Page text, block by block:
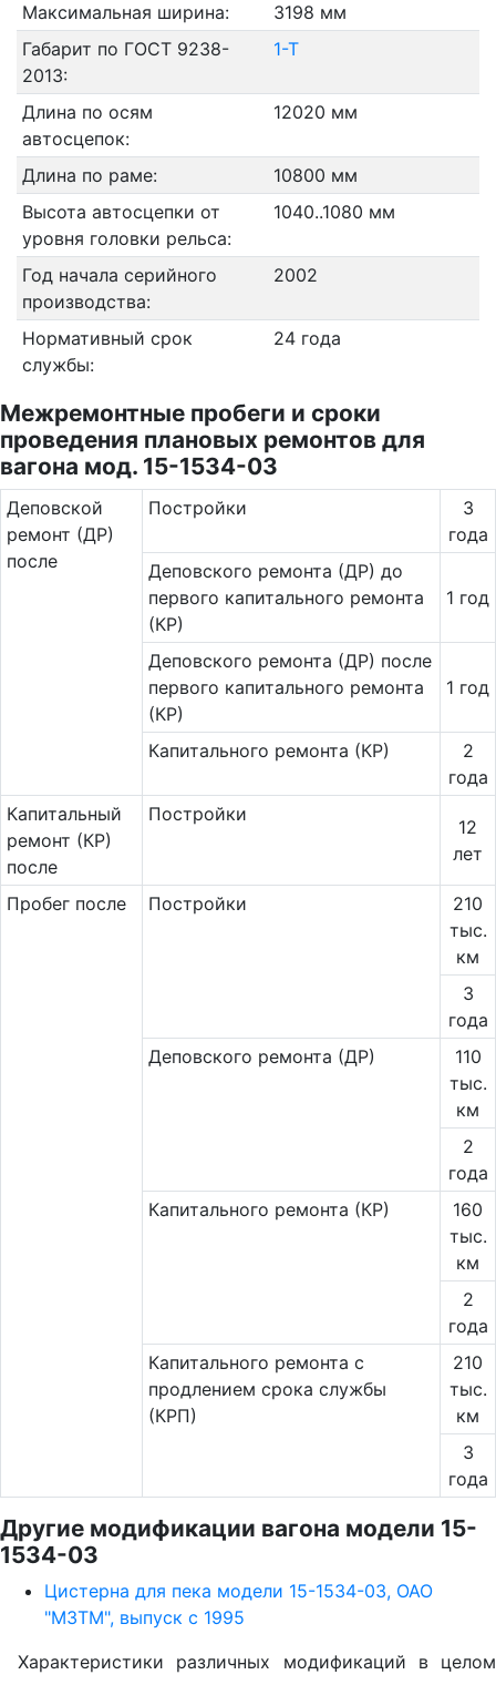
Максимальная ширина:
3198 мм
Габарит по ГОСТ 9238-
2013:
1-Т
Длина по осям
автосцепок:
12020 мм
Длина по раме:
10800 мм
Высота автосцепки от
уровня головки рельса:
1040..1080 мм
Год начала серийного
производства:
2002
Нормативный срок
службы:
24 года
Межремонтные пробеги и сроки
проведения плановых ремонтов для
вагона мод. 15-1534-03
Де­повс­кой
ремонт (ДР)
после
Постройки
3
года
Деповского ремонта (ДР) до
первого капитального ремонта
(КР)
1 год
Деповского ремонта (ДР) после
первого капитального ремонта
(КР)
1 год
Капитального ремонта (КР)
2
года
Ка­пи­таль­ный
ремонт (КР)
после
Постройки
12
лет
Пробег после Постройки
210
тыс.
км
3
года
Деповского ремонта (ДР)
110
тыс.
км
2
года
Капитального ремонта (КР)
160
тыс.
км
2
года
Капитального ремонта с
продлением срока службы
(КРП)
210
тыс.
км
3
года
Другие модификации вагона модели 15-
1534-03
Цистерна для пека модели 15-1534-03, ОАО
"МЗТМ", выпуск с 1995
Характеристики различных модификаций в целом